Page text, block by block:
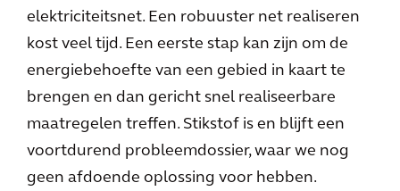
elektriciteitsnet. Een robuuster net realiseren
kost veel tijd. Een eerste stap kan zijn om de
energiebehoefte van een gebied in kaart te
brengen en dan gericht snel realiseerbare
maatregelen treffen. Stikstof is en blijft een
voortdurend probleemdossier, waar we nog
geen afdoende oplossing voor hebben.